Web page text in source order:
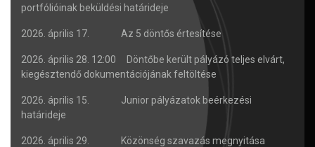
portfólióinak beküldési határideje
2026. április 17. Az 5 döntős értesítése
2026. április 28. 12:00 Döntőbe került pályázó teljes elvárt,
kiegésztendő dokumentációjának feltöltése
2026. április 15. Junior pályázatok beérkezési
határideje
2026. április 29. Közönség szavazás megnyitása